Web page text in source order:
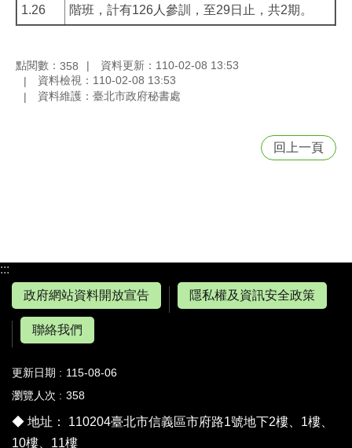
1.26
階班，計有126人參訓，至29日止，共2期。
點閱數： 358
資料更新：110-02-08 13:53
資料檢視：110-02-08 13:53
資料維護：臺北市政府秘書處
回上一頁
:::
政府網站資料開放宣告
隱私權及資訊安全政策
聯絡我們
更新日期
115-08-06
瀏覽人次
358
◆ 地址： 110204臺北市信義區市府路1號地下2樓、1樓、
10樓、11樓